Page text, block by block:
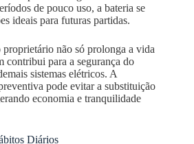
de pouco uso, a bateria se
ideais para futuras partidas.
proprietário não só prolonga a vida
contribui para a segurança do
sistemas elétricos. A
pode evitar a substituição
economia e tranquilidade
Diários